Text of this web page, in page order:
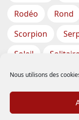
Nous utilisons des
Rodéo
Rond
Scorpion
Soleil
Solitaire
Torsade
Triangle
Étoiles De Mer